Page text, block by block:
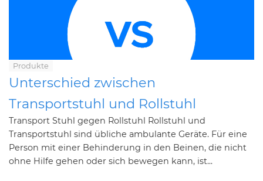
Produkte
Unterschied zwischen
Transportstuhl und Rollstuhl
Transport Stuhl gegen Rollstuhl Rollstuhl und
Transportstuhl sind übliche ambulante Geräte. Für eine
Person mit einer Behinderung in den Beinen, die nicht
ohne Hilfe gehen oder sich bewegen kann, ist...